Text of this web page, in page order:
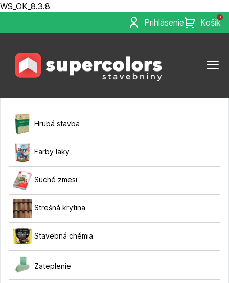
WS_OK_8.3.8
Prihlásenie
0
Košík
Hrubá stavba
Farby laky
Suché zmesi
Strešná krytina
Stavebná chémia
Zateplenie